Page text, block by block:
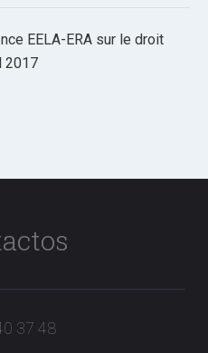
EELA-ERA sur le droit
2017
37 48